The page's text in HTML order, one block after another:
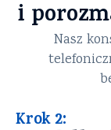
i
Nasz
Krok 2: